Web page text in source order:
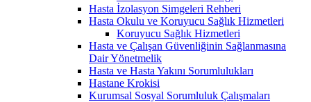
Hasta İzolasyon Simgeleri Rehberi
Hasta Okulu ve Koruyucu Sağlık Hizmetleri
Koruyucu Sağlık Hizmetleri
Hasta ve Çalışan Güvenliğinin Sağlanmasına
Dair Yönetmelik
Hasta ve Hasta Yakını Sorumlulukları
Hastane Krokisi
Kurumsal Sosyal Sorumluluk Çalışmaları